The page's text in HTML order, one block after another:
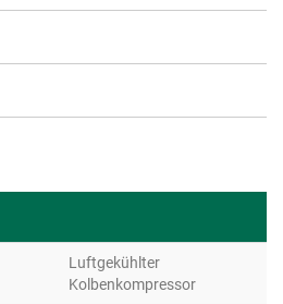
Luftgekühlter
Kolbenkompressor